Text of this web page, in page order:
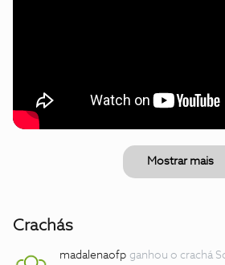
Mostrar mais
Crachás
madalenaofp ganhou o crachá